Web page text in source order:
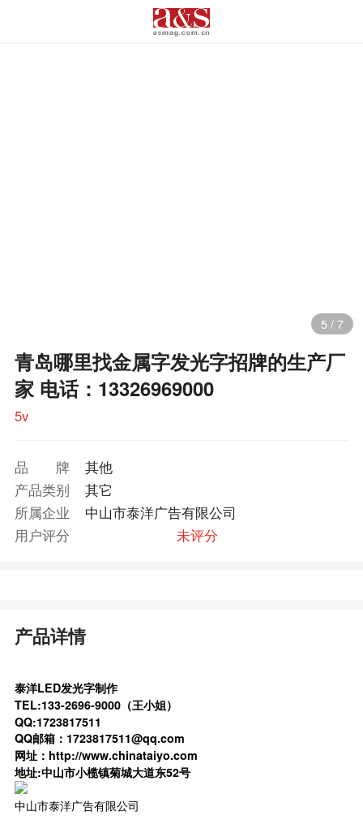
5 /7
青岛哪里找金属字发光字招牌的生产厂
家 电话：13326969000
5v
品牌
其他
产品类别
其它
所属企业
中山市泰洋广告有限公司
用户评分
未评分
产品详情
泰洋LED发光字制作
TEL:133-2696-9000（王小姐）
QQ:1723817511
QQ邮箱：1723817511@qq.com
网址：http://www.chinataiyo.com
地址:中山市小榄镇菊城大道东52号
中山市泰洋广告有限公司